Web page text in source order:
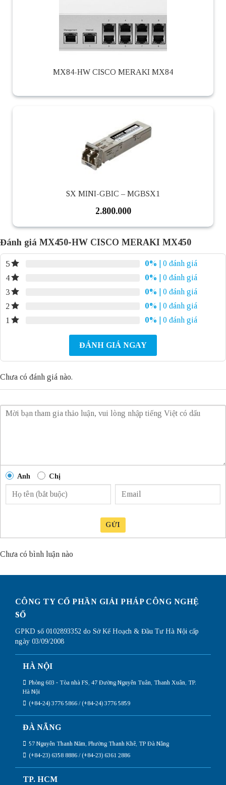
MX84-HW CISCO MERAKI MX84
SX MINI-GBIC – MGBSX1
2.800.000
Đánh giá MX450-HW CISCO MERAKI MX450
5 0%
| 0 đánh giá
4
0%
| 0 đánh giá
3
0%
| 0 đánh giá
2
0%
| 0 đánh giá
1
0% | 0 đánh giá
ĐÁNH GIÁ NGAY
Chưa có đánh giá nào.
Anh Chị
GỬI
Chưa có bình luận nào
CÔNG TY CỔ PHẦN GIẢI PHÁP CÔNG NGHỆ
SỐ
GPKD số 0102893352 do Sở Kế Hoạch & Đầu Tư Hà Nội cấp
ngày 03/09/2008
HÀ NỘI
Phòng 603 - Tòa nhà FS, 47 Đường Nguyễn Tuân, Thanh Xuân, TP.
Hà Nội
(+84-24) 3776 5866 / (+84-24) 3776 5859
ĐÀ NẴNG
57 Nguyễn Thanh Năm, Phường Thanh Khê, TP Đà Nẵng
(+84-23) 6358 8886 / (+84-23) 6361 2886
TP. HCM